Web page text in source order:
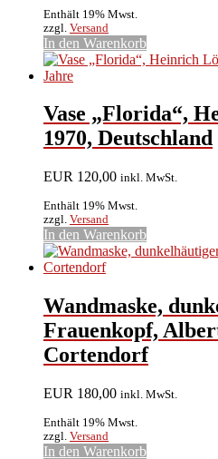
Enthält 19% Mwst.
zzgl. Versand
In den Warenkorb
Vase „Florida“,
1970, Deutschland
EUR 120,00 inkl. MwSt.
Enthält 19% Mwst.
zzgl. Versand
In den Warenkorb
Wandmaske,
Frauenkopf,
Cortendorf
EUR 180,00 inkl. MwSt.
Enthält 19% Mwst.
zzgl. Versand
In den Warenkorb